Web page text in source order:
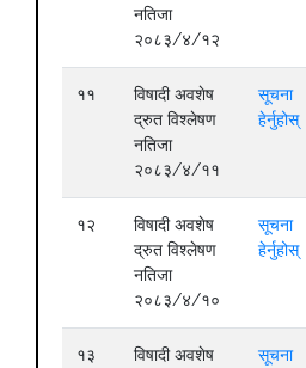
नतिजा
२०८३/४/१२
११
विषादी अवशेष
द्रुत विश्लेषण
नतिजा
२०८३/४/११
सूचना
हेर्नुहोस्
१२
विषादी अवशेष
द्रुत विश्लेषण
नतिजा
२०८३/४/१०
सूचना
हेर्नुहोस्
१३
विषादी अवशेष
सूचना